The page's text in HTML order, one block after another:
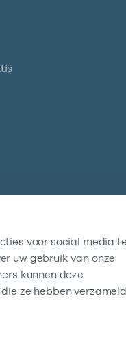
voor social media te
uw gebruik van onze
kunnen deze
ze hebben verzameld
Vektis
3708 JE